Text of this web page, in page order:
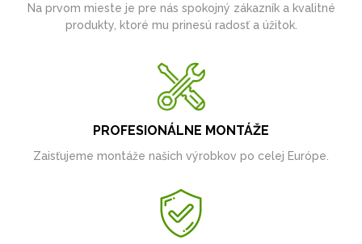
Na prvom mieste je pre nás spokojný zákazník a kvalitné
produkty, ktoré mu prinesú radosť a úžitok.
PROFESIONÁLNE MONTÁŽE
Zaisťujeme montáže našich výrobkov po celej Európe.